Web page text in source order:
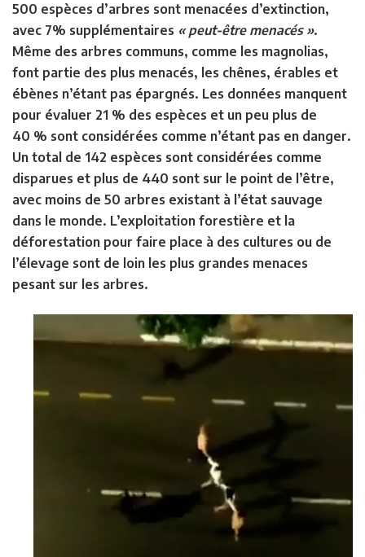
500 espèces d’arbres sont menacées d’extinction,
avec 7% supplémentaires « peut-être menacés ».
Même des arbres communs, comme les magnolias,
font partie des plus menacés, les chênes, érables et
ébènes n’étant pas épargnés. Les données manquent
pour évaluer 21 % des espèces et un peu plus de
40 % sont considérées comme n’étant pas en danger.
Un total de 142 espèces sont considérées comme
disparues et plus de 440 sont sur le point de l’être,
avec moins de 50 arbres existant à l’état sauvage
dans le monde. L’exploitation forestière et la
déforestation pour faire place à des cultures ou de
l’élevage sont de loin les plus grandes menaces
pesant sur les arbres.